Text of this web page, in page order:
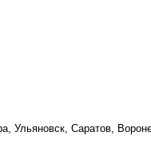
Ульяновск, Саратов,